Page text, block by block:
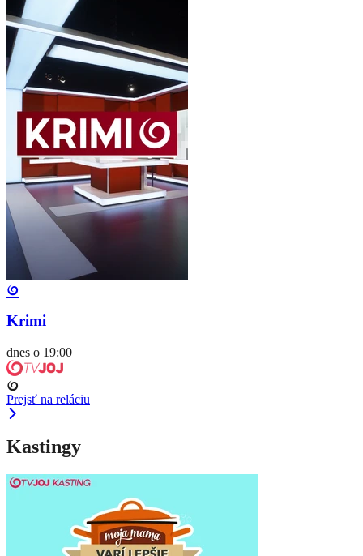
Krimi
dnes o 19:00
Prejsť na reláciu
Kastingy